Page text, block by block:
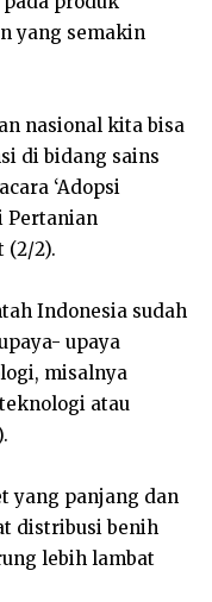
yang semakin
nasional kita bisa
di bidang sains
‘Adopsi
Pertanian
(2/2).
Indonesia sudah
upaya
misalnya
atau
yang panjang dan
distribusi benih
lebih lambat